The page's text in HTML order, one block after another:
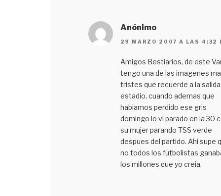
Anónimo
29 MARZO 2007 A LAS 4:32
Amigos Bestiarios, de este
tengo una de las imagenes
tristes que recuerde a la
estadio, cuando ademas que
habiamos perdido ese gris
domingo lo vi parado en la 30
su mujer parando TSS verde
despues del partido. Ahi supe
no todos los futbolistas
los millones que yo creia.